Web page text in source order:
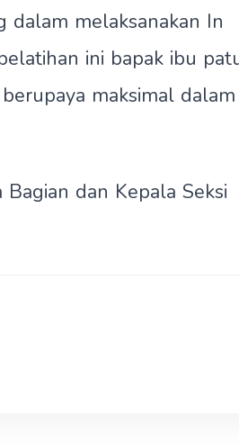
dalam melaksanakan In
ini bapak ibu
maksimal dalam
dan Kepala Seksi